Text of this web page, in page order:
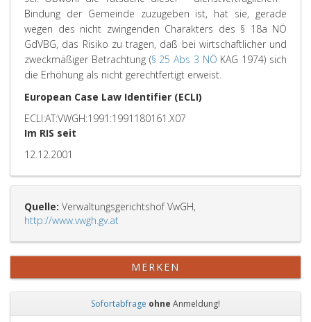
Bindung der Gemeinde zuzugeben ist, hat sie, gerade
wegen des nicht zwingenden Charakters des § 18a NÖ
GdVBG, das Risiko zu tragen, daß bei wirtschaftlicher und
zweckmäßiger Betrachtung (§ 25 Abs 3 NÖ KAG 1974) sich
die Erhöhung als nicht gerechtfertigt erweist.
European Case Law Identifier (ECLI)
ECLI:AT:VWGH:1991:1991180161.X07
Im RIS seit
12.12.2001
Quelle: Verwaltungsgerichtshof VwGH,
http://www.vwgh.gv.at
MERKEN
Sofortabfrage ohne Anmeldung!